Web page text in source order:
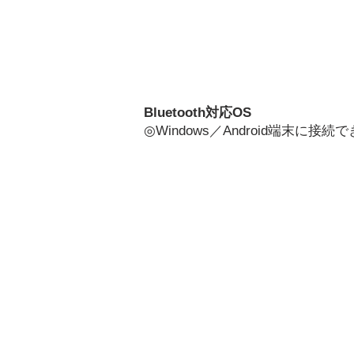
Bluetooth対応OS
◎Windows／Android端末に接続で